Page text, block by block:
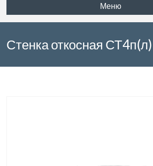
Меню
Стенка откосная СТ4п(л)